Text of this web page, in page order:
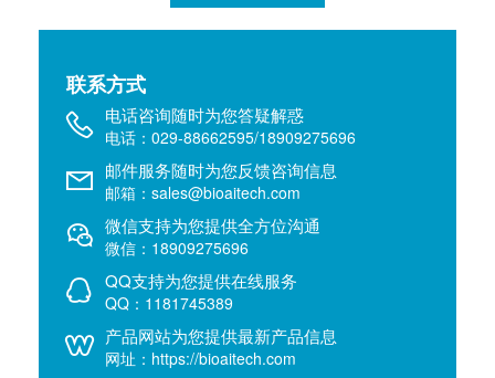
联系方式
电话咨询随时为您答疑解惑
电话：029-88662595/18909275696
邮件服务随时为您反馈咨询信息
邮箱：sales@bioaitech.com
微信支持为您提供全方位沟通
微信：18909275696
QQ支持为您提供在线服务
QQ：1181745389
产品网站为您提供最新产品信息
网址：https://bioaitech.com